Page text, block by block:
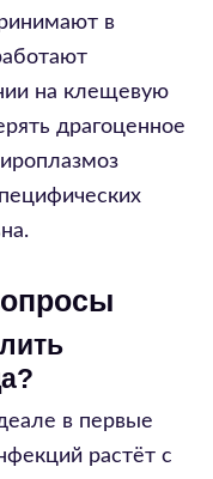
в
на клещевую
драгоценное
в первые
растёт с